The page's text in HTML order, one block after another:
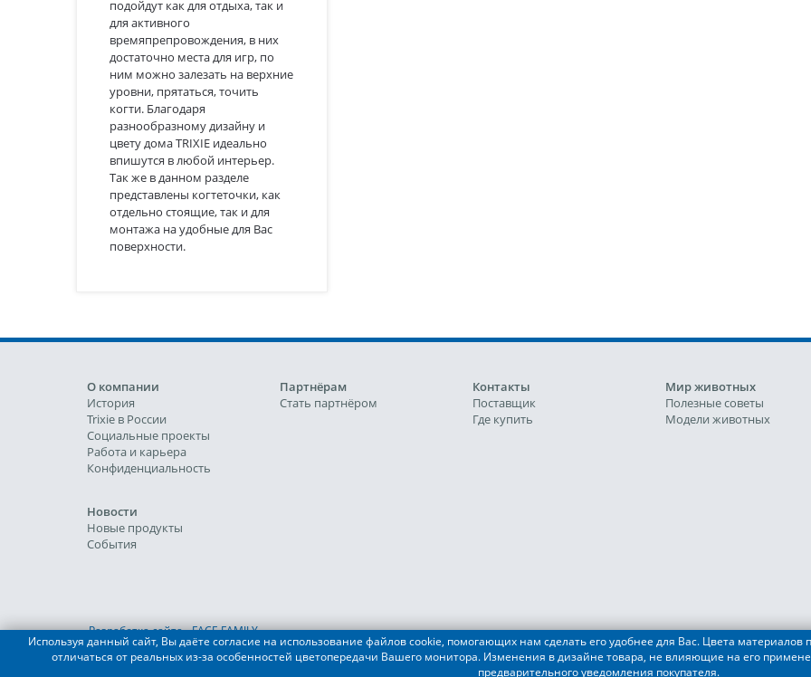
подойдут как для отдыха, так и
для активного
времяпрепровождения, в них
достаточно места для игр, по
ним можно залезать на верхние
уровни, прятаться, точить
когти. Благодаря
разнообразному дизайну и
цвету дома TRIXIE идеально
впишутся в любой интерьер.
Так же в данном разделе
представлены когтеточки, как
отдельно стоящие, так и для
монтажа на удобные для Вас
поверхности.
О компании
История
Trixie в России
Социальные проекты
Работа и карьера
Конфиденциальность
Партнёрам
Стать партнёром
Контакты
Поставщик
Где купить
Мир животных
Полезные советы
Модели животных
Новости
Новые продукты
События
Разработка сайта - FACE FAMILY
© 2019-2022 TRIXIE Heimtierbedarf GmbH & Co. KG, ООО "ФАЛКОН ПЕТ"
Используя данный сайт, Вы даёте согласие на использование файлов cookie, помогающих нам сделать его удобнее для Вас. Цвета материалов
отличаться от реальных из-за особенностей цветопередачи Вашего монитора. Изменения в дизайне товара, не влияющие на его
предварительного уведомления покупателя.